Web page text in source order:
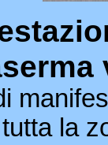
la